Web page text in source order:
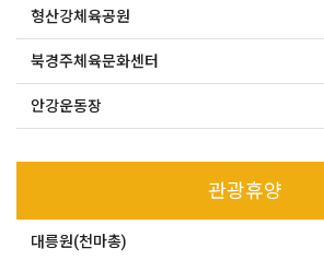
형산강체육공원
북경주체육문화센터
안강운동장
관광휴양
대릉원(천마총)